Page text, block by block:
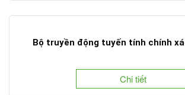
Bộ truyền động tuyến tính chính
Chi tiết